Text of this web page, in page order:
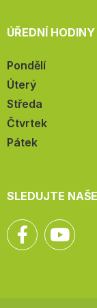
ÚŘEDNÍ HODINY
Pondělí
Úterý
Středa
Čtvrtek
Pátek
SLEDUJTE